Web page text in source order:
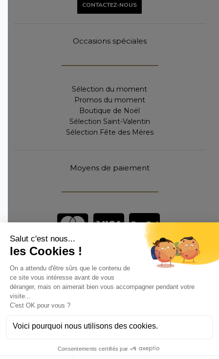
CONTACTEZ-NOUS
Occasions spéciales
Sélection du moment
Promos du moment
Boutique de Noël
Sélection Saint-Valentin
Sélection Fête des Mères
Moyens de paiement
Vous êtes un professionnel ?
Anoq bénéficie du soutien financier de la région Hauts de